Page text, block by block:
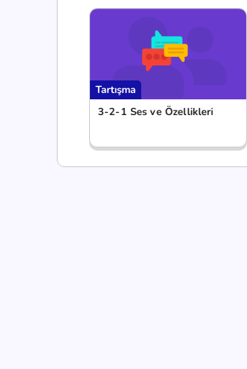
Tartışma
3-2-1 Ses ve Özellikleri